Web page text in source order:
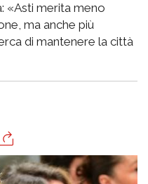
«Asti merita meno
ma anche più
di mantenere la città